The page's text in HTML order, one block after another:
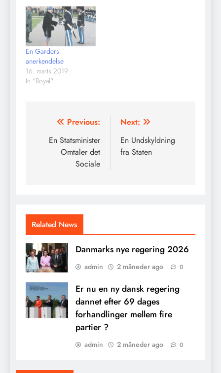
En Garders
anerkendelse
16. marts 2019
In "Royal"
Indlægsnavigation
Previous:
En Statsminister
Omtaler det
Sociale
Next:
En Undskyldning
fra Staten
Related News
Danmarks nye regering 2026
admin 2 måneder ago 0
Er nu en ny dansk regering
dannet efter 69 dages
forhandlinger mellem fire
partier ?
admin 2 måneder ago 0